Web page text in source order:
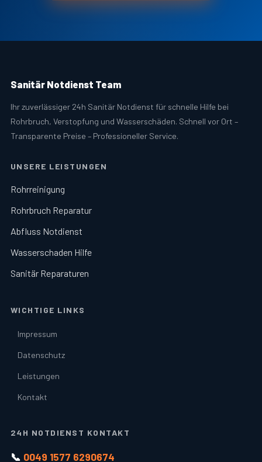
Sanitär Notdienst Team
Ihr zuverlässiger 24h Sanitär Notdienst für schnelle Hilfe bei
Rohrbruch, Verstopfung und Wasserschäden. Schnell vor Ort –
Transparente Preise – Professioneller Service.
UNSERE LEISTUNGEN
Rohrreinigung
Rohrbruch Reparatur
Abfluss Notdienst
Wasserschaden Hilfe
Sanitär Reparaturen
WICHTIGE LINKS
Impressum
Datenschutz
Leistungen
Kontakt
24H NOTDIENST KONTAKT
📞 0049 1577 6290674